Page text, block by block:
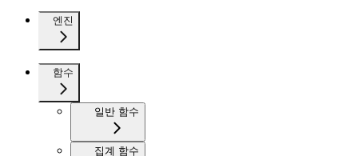
엔진
함수
일반 함수
집계 함수